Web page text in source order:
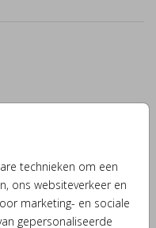
technieken om een
ons websiteverkeer en
marketing- en sociale
gepersonaliseerde
met de hand
tuinbord van.